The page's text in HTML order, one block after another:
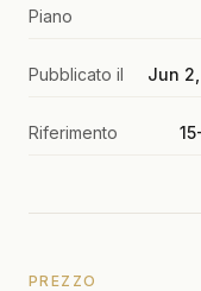
Piano
Pubblicato il Jun
Riferimento
PREZZO